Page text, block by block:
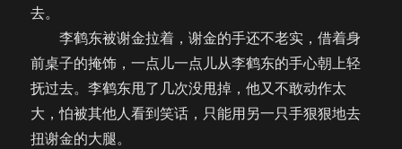
去。
李鹤东被谢金拉着，谢金的手还不老实，借着身
前桌子的掩饰，一点儿一点儿从李鹤东的手心朝上轻
抚过去。李鹤东甩了几次没甩掉，他又不敢动作太
大，怕被其他人看到笑话，只能用另一只手狠狠地去
扭谢金的大腿。